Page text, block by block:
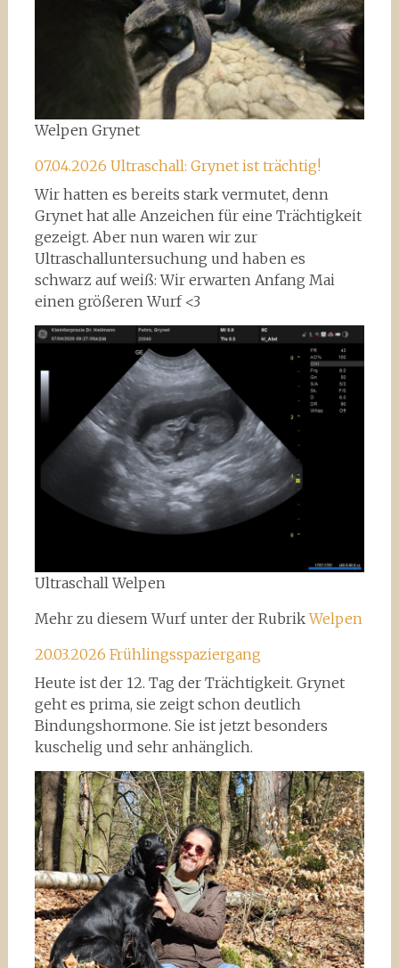
Welpen Grynet
07.04.2026 Ultraschall: Grynet ist trächtig!
Wir hatten es bereits stark vermutet, denn
Grynet hat alle Anzeichen für eine Trächtigkeit
gezeigt. Aber nun waren wir zur
Ultraschalluntersuchung und haben es
schwarz auf weiß: Wir erwarten Anfang Mai
einen größeren Wurf <3
Ultraschall Welpen
Mehr zu diesem Wurf unter der RubrikWelpen
20.03.2026 Frühlingsspaziergang
Heute ist der 12. Tag der Trächtigkeit. Grynet
geht es prima, sie zeigt schon deutlich
Bindungshormone. Sie ist jetzt besonders
kuschelig und sehr anhänglich.